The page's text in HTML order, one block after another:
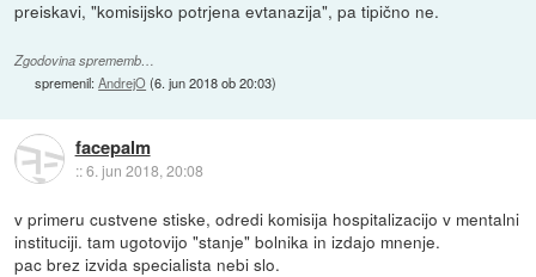
preiskavi, "komisijsko potrjena evtanazija", pa tipično ne.
Zgodovina sprememb…
spremenil:AndrejO(6. jun 2018 ob 20:03)
facepalm
::6. jun 2018, 20:08
v primeru custvene stiske, odredi komisija hospitalizacijo v mentalni
instituciji. tam ugotovijo "stanje" bolnika in izdajo mnenje.
pac brez izvida specialista nebi slo.